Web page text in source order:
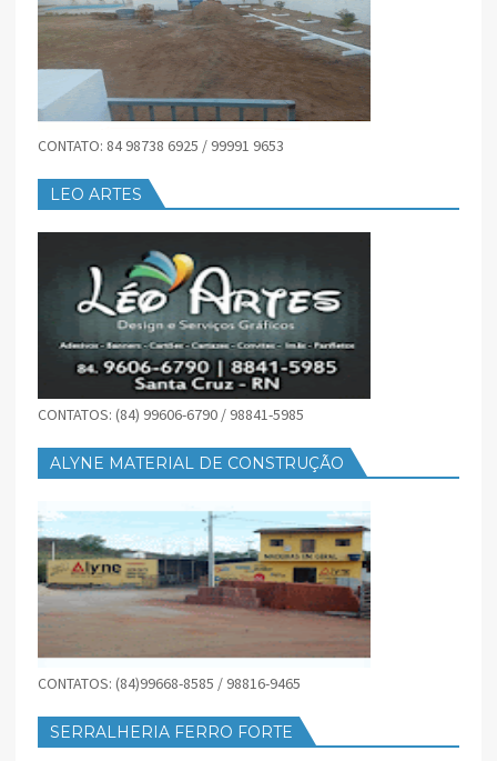
CONTATO: 84 98738 6925 / 99991 9653
LEO ARTES
CONTATOS: (84) 99606-6790 / 98841-5985
ALYNE MATERIAL DE CONSTRUÇÃO
CONTATOS: (84)99668-8585 / 98816-9465
SERRALHERIA FERRO FORTE